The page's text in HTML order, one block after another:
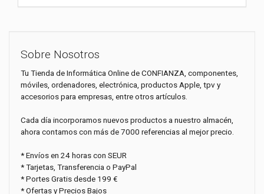
Sobre Nosotros
Tu Tienda de Informática Online de CONFIANZA, componentes,
móviles, ordenadores, electrónica, productos Apple, tpv y
accesorios para empresas, entre otros artículos.
Cada día incorporamos nuevos productos a nuestro almacén,
ahora contamos con más de 7000 referencias al mejor precio.
* Envíos en 24 horas con SEUR
* Tarjetas, Transferencia o PayPal
* Portes Gratis desde 199 €
* Ofertas y Precios Bajos